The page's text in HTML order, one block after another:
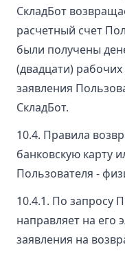
СкладБот
расчетный счет
были получены
(двадцати)
заявления
СкладБот.
10.4. Правила
банковскую карту
Пользователя -
10.4.1. По запросу
направляет на его
заявления на